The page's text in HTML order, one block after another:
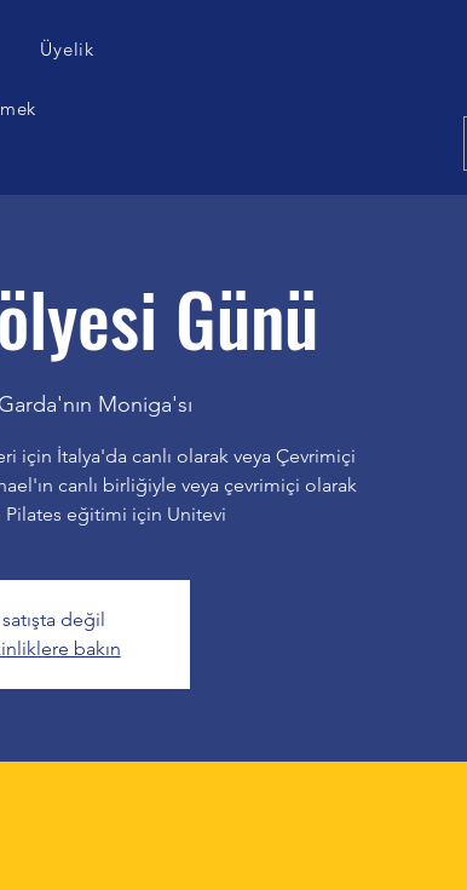
Üyelik
Günü
Garda'nın Moniga'sı
için İtalya'da canlı olarak veya Çevrimiçi
canlı birliğiyle veya çevrimiçi olarak
Pilates eğitimi için Unitevi
değil
bakın